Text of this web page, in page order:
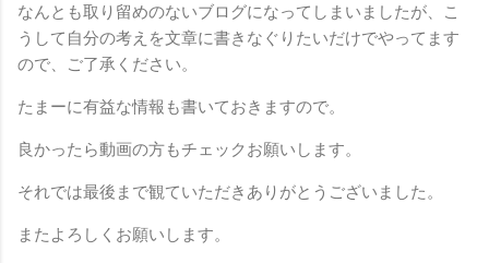
なんとも取り留めのないブログになってしまいましたが、こ
うして自分の考えを文章に書きなぐりたいだけでやってます
ので、ご了承ください。
たまーに有益な情報も書いておきますので。
良かったら動画の方もチェックお願いします。
それでは最後まで観ていただきありがとうございました。
またよろしくお願いします。